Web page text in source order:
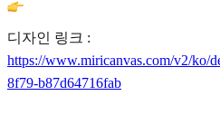
디자인 링크 :
https://www.miricanvas.com/v2/ko/
8f79-b87d64716fab